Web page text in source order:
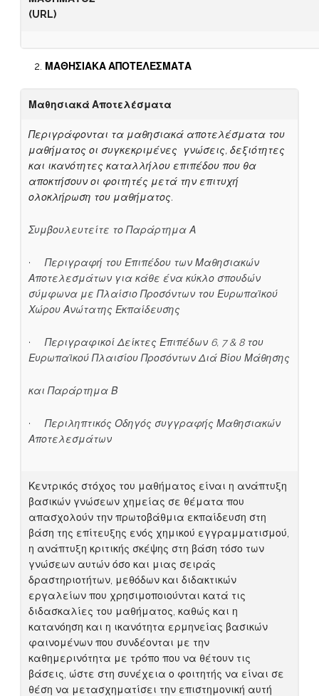
(URL)
ΜΑΘΗΣΙΑΚΑ ΑΠΟΤΕΛΕΣΜΑΤΑ
Μαθησιακά Αποτελέσματα
Περιγράφονται τα μαθησιακά αποτελέσματα του
μαθήματος οι συγκεκριμένες γνώσεις, δεξιότητες
και ικανότητες καταλλήλου επιπέδου που θα
αποκτήσουν οι φοιτητές μετά την επιτυχή
ολοκλήρωση του μαθήματος.
Συμβουλευτείτε το Παράρτημα Α
· Περιγραφή του Επιπέδου των Μαθησιακών
Αποτελεσμάτων για κάθε ένα κύκλο σπουδών
σύμφωνα με Πλαίσιο Προσόντων του Ευρωπαϊκού
Χώρου Ανώτατης Εκπαίδευσης
· Περιγραφικοί Δείκτες Επιπέδων 6, 7 & 8 του
Ευρωπαϊκού Πλαισίου Προσόντων Διά Βίου Μάθησης
και Παράρτημα Β
· Περιληπτικός Οδηγός συγγραφής Μαθησιακών
Αποτελεσμάτων
Κεντρικός στόχος του μαθήματος είναι η ανάπτυξη
βασικών γνώσεων χημείας σε θέματα που
απασχολούν την πρωτοβάθμια εκπαίδευση στη
βάση της επίτευξης ενός χημικού εγγραμματισμού,
η ανάπτυξη κριτικής σκέψης στη βάση τόσο των
γνώσεων αυτών όσο και μιας σειράς
δραστηριοτήτων, μεθόδων και διδακτικών
εργαλείων που χρησιμοποιούνται κατά τις
διδασκαλίες του μαθήματος, καθώς και η
κατανόηση και η ικανότητα ερμηνείας βασικών
φαινομένων που συνδέονται με την
καθημερινότητα με τρόπο που να θέτουν τις
βάσεις, ώστε στη συνέχεια ο φοιτητής να είναι σε
θέση να μετασχηματίσει την επιστημονική αυτή